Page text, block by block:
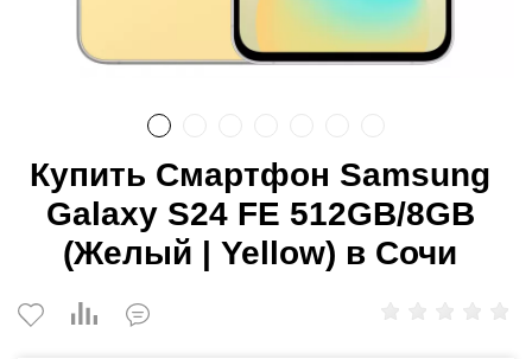
Купить Смартфон Samsung
Galaxy S24 FE 512GB/8GB
(Желый | Yellow) в Сочи